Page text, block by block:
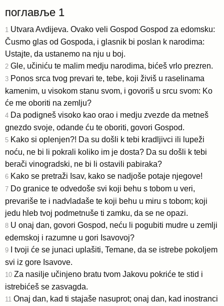
поглавље 1
1 Utvara Avdijeva. Ovako veli Gospod Gospod za edomsku:
Čusmo glas od Gospoda, i glasnik bi poslan k narodima:
Ustajte, da ustanemo na nju u boj.
2 Gle, učiniću te malim medju narodima, bićeš vrlo prezren.
3 Ponos srca tvog prevari te, tebe, koji živiš u raselinama
kamenim, u visokom stanu svom, i govoriš u srcu svom: Ko
će me oboriti na zemlju?
4 Da podigneš visoko kao orao i medju zvezde da metneš
gnezdo svoje, odande ću te oboriti, govori Gospod.
5 Kako si oplenjen?! Da su došli k tebi kradljivci ili lupeži
noću, ne bi li pokrali koliko im je dosta? Da su došli k tebi
berači vinogradski, ne bi li ostavili pabiraka?
6 Kako se pretraži Isav, kako se nadjoše potaje njegove!
7 Do granice te odvedoše svi koji behu s tobom u veri,
prevariše te i nadvladaše te koji behu u miru s tobom; koji
jedu hleb tvoj podmetnuše ti zamku, da se ne opazi.
8 U onaj dan, govori Gospod, neću li pogubiti mudre u zemlji
edemskoj i razumne u gori Isavovoj?
9
I tvoji će se junaci uplašiti, Temane, da se istrebe pokoljem
svi iz gore Isavove.
10 Za nasilje učinjeno bratu tvom Jakovu pokriće te stid i
istrebićeš se zasvagda.
11 Onaj dan, kad ti stajaše nasuprot; onaj dan, kad inostranci